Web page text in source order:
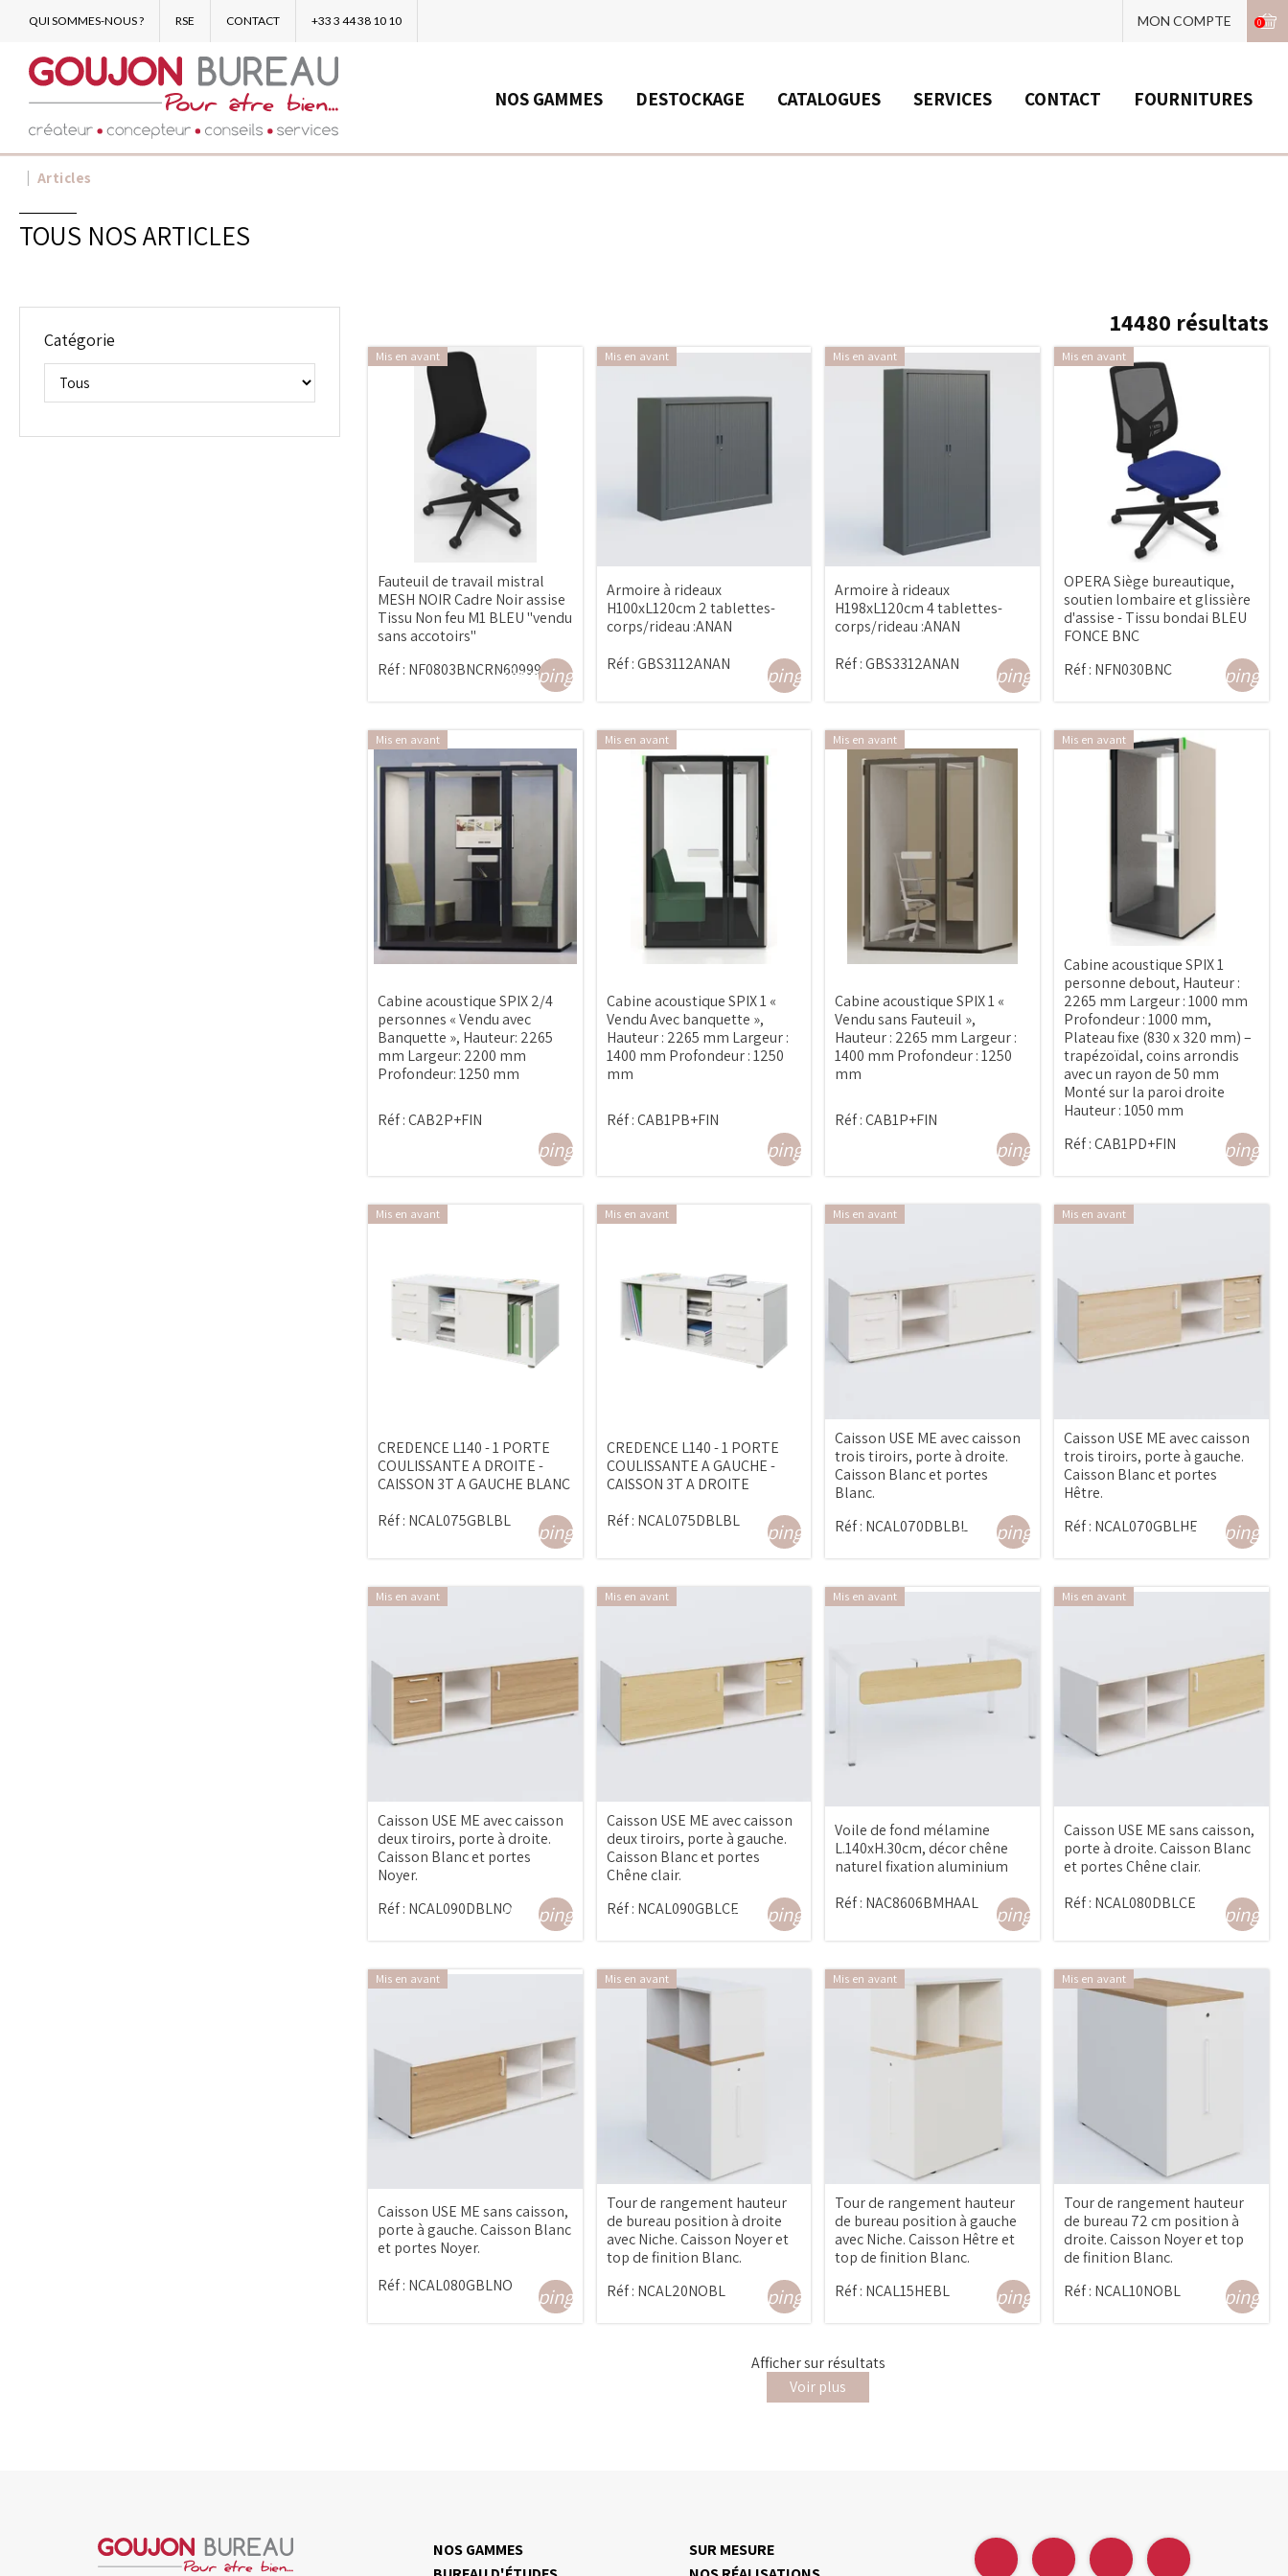
QUI SOMMES-NOUS ? RSE CONTACT +33 3 44 38 10 10 MON COMPTE 0
NOS GAMMES DESTOCKAGE CATALOGUES SERVICES CONTACT FOURNITURES
Articles
TOUS NOS ARTICLES
Catégorie
14480 résultats
Mis en avant
Fauteuil de travail mistral
MESH NOIR Cadre Noir assise
Tissu Non feu M1 BLEU "vendu
sans accotoirs"
Réf : NF0803BNCRN60999shopping_cart
Mis en avant
Armoire à rideaux
H100xL120cm 2 tablettes-
corps/rideau :ANAN
Réf :GBS3112ANANshopping_cart
Mis en avant
Armoire à rideaux
H198xL120cm 4 tablettes-
corps/rideau :ANAN
Réf : GBS3312ANANshopping_cart
Mis en avant
OPERA Siège bureautique,
soutien lombaire et glissière
d'assise - Tissu bondai BLEU
FONCE BNC
Réf : NFN030BNC
Mis en avant
Cabine acoustique SPIX 2/4
personnes « Vendu avec
Banquette », Hauteur: 2265
mm Largeur: 2200 mm
Profondeur: 1250 mm
Réf :CAB2P+FIN
shopping_cart
Mis en avant
Cabine acoustique SPIX 1 «
Vendu Avec banquette »,
Hauteur : 2265 mm Largeur :
1400 mm Profondeur : 1250
mm
Réf :CAB1PB+FIN
shopping_cart
Mis en avant
Cabine acoustique SPIX 1 «
Vendu sans Fauteuil »,
Hauteur : 2265 mm Largeur :
1400 mm Profondeur : 1250
mm
Réf : CAB1P+FIN
shopping_cart
Mis en avant
Cabine acoustique SPIX 1
personne debout, Hauteur :
2265 mm Largeur : 1000 mm
Profondeur : 1000 mm,
Plateau fixe (830 x 320 mm) –
trapézoïdal, coins arrondis
avec un rayon de 50 mm
Monté sur la paroi droite
Hauteur : 1050 mm
Réf :CAB1PD+FIN
Mis en avant
CREDENCE L140 - 1 PORTE
COULISSANTE A DROITE -
CAISSON 3T A GAUCHE BLANC
Réf : NCAL075GBLBLshopping_cart
Mis en avant
CREDENCE L140 - 1 PORTE
COULISSANTE A GAUCHE -
CAISSON 3T A DROITE
Réf : NCAL075DBLBLshopping_cart
Mis en avant
Caisson USE ME avec caisson
trois tiroirs, porte à droite.
Caisson Blanc et portes
Blanc.
Réf : NCAL070DBLBLshopping_cart
Mis en avant
Caisson USE ME avec caisson
trois tiroirs, porte à gauche.
Caisson Blanc et portes
Hêtre.
Réf : NCAL070GBLHE
Mis en avant
Caisson USE ME avec caisson
deux tiroirs, porte à droite.
Caisson Blanc et portes
Noyer.
Réf : NCAL090DBLNOshopping_cart
Mis en avant
Caisson USE ME avec caisson
deux tiroirs, porte à gauche.
Caisson Blanc et portes
Chêne clair.
Réf : NCAL090GBLCEshopping_cart
Mis en avant
Voile de fond mélamine
L.140xH.30cm, décor chêne
naturel fixation aluminium
Réf : NAC8606BMHAALshopping_cart
Mis en avant
Caisson USE ME sans caisson,
porte à droite. Caisson Blanc
et portes Chêne clair.
Réf : NCAL080DBLCE
Mis en avant
Caisson USE ME sans caisson,
porte à gauche. Caisson Blanc
et portes Noyer.
Réf : NCAL080GBLNOshopping_cart
Mis en avant
Tour de rangement hauteur
de bureau position à droite
avec Niche. Caisson Noyer et
top de finition Blanc.
Réf : NCAL20NOBL shopping_cart
Mis en avant
Tour de rangement hauteur
de bureau position à gauche
avec Niche. Caisson Hêtre et
top de finition Blanc.
Réf : NCAL15HEBL shopping_cart
Mis en avant
Tour de rangement hauteur
de bureau 72 cm position à
droite. Caisson Noyer et top
de finition Blanc.
Réf : NCAL10NOBL
Affichersurrésultats
Voir plus
NOS GAMMES
SUR MESURE